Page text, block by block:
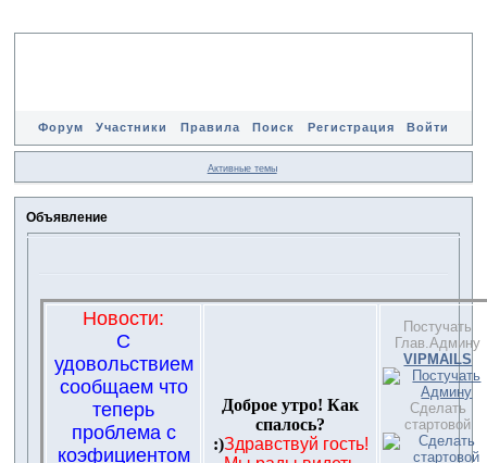
Форум Участники Правила Поиск Регистрация Войти
Активные темы
Объявление
Новости:
С
удовольствием
сообщаем что
теперь
проблема с
коэфициентом
Доброе утро! Как
спалось?
:)Здравствуй гость!
Постучать
Глав.Админу
VIPMAILS
Сделать
стартовой